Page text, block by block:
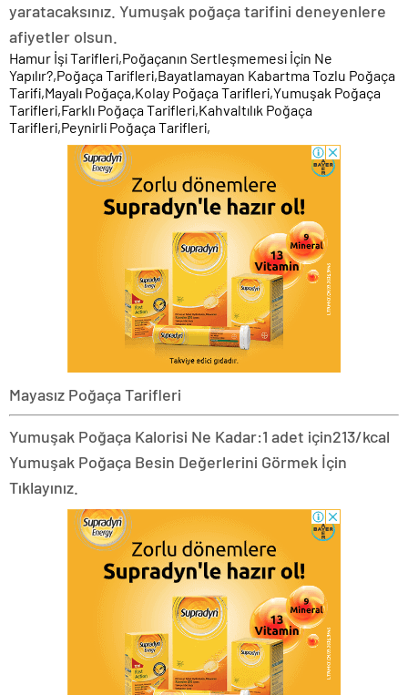
yaratacaksınız. Yumuşak poğaça tarifini deneyenlere
afiyetler olsun.
Hamur İşi Tarifleri,Poğaçanın Sertleşmemesi İçin Ne
Yapılır?,Poğaça Tarifleri,Bayatlamayan Kabartma Tozlu Poğaça
Tarifi,Mayalı Poğaça,Kolay Poğaça Tarifleri,Yumuşak Poğaça
Tarifleri,Farklı Poğaça Tarifleri,Kahvaltılık Poğaça
Tarifleri,Peynirli Poğaça Tarifleri,
Mayasız Poğaça Tarifleri
Yumuşak Poğaça Kalorisi Ne Kadar:1 adet için213/kcal
Yumuşak Poğaça Besin Değerlerini Görmek İçin
Tıklayınız.